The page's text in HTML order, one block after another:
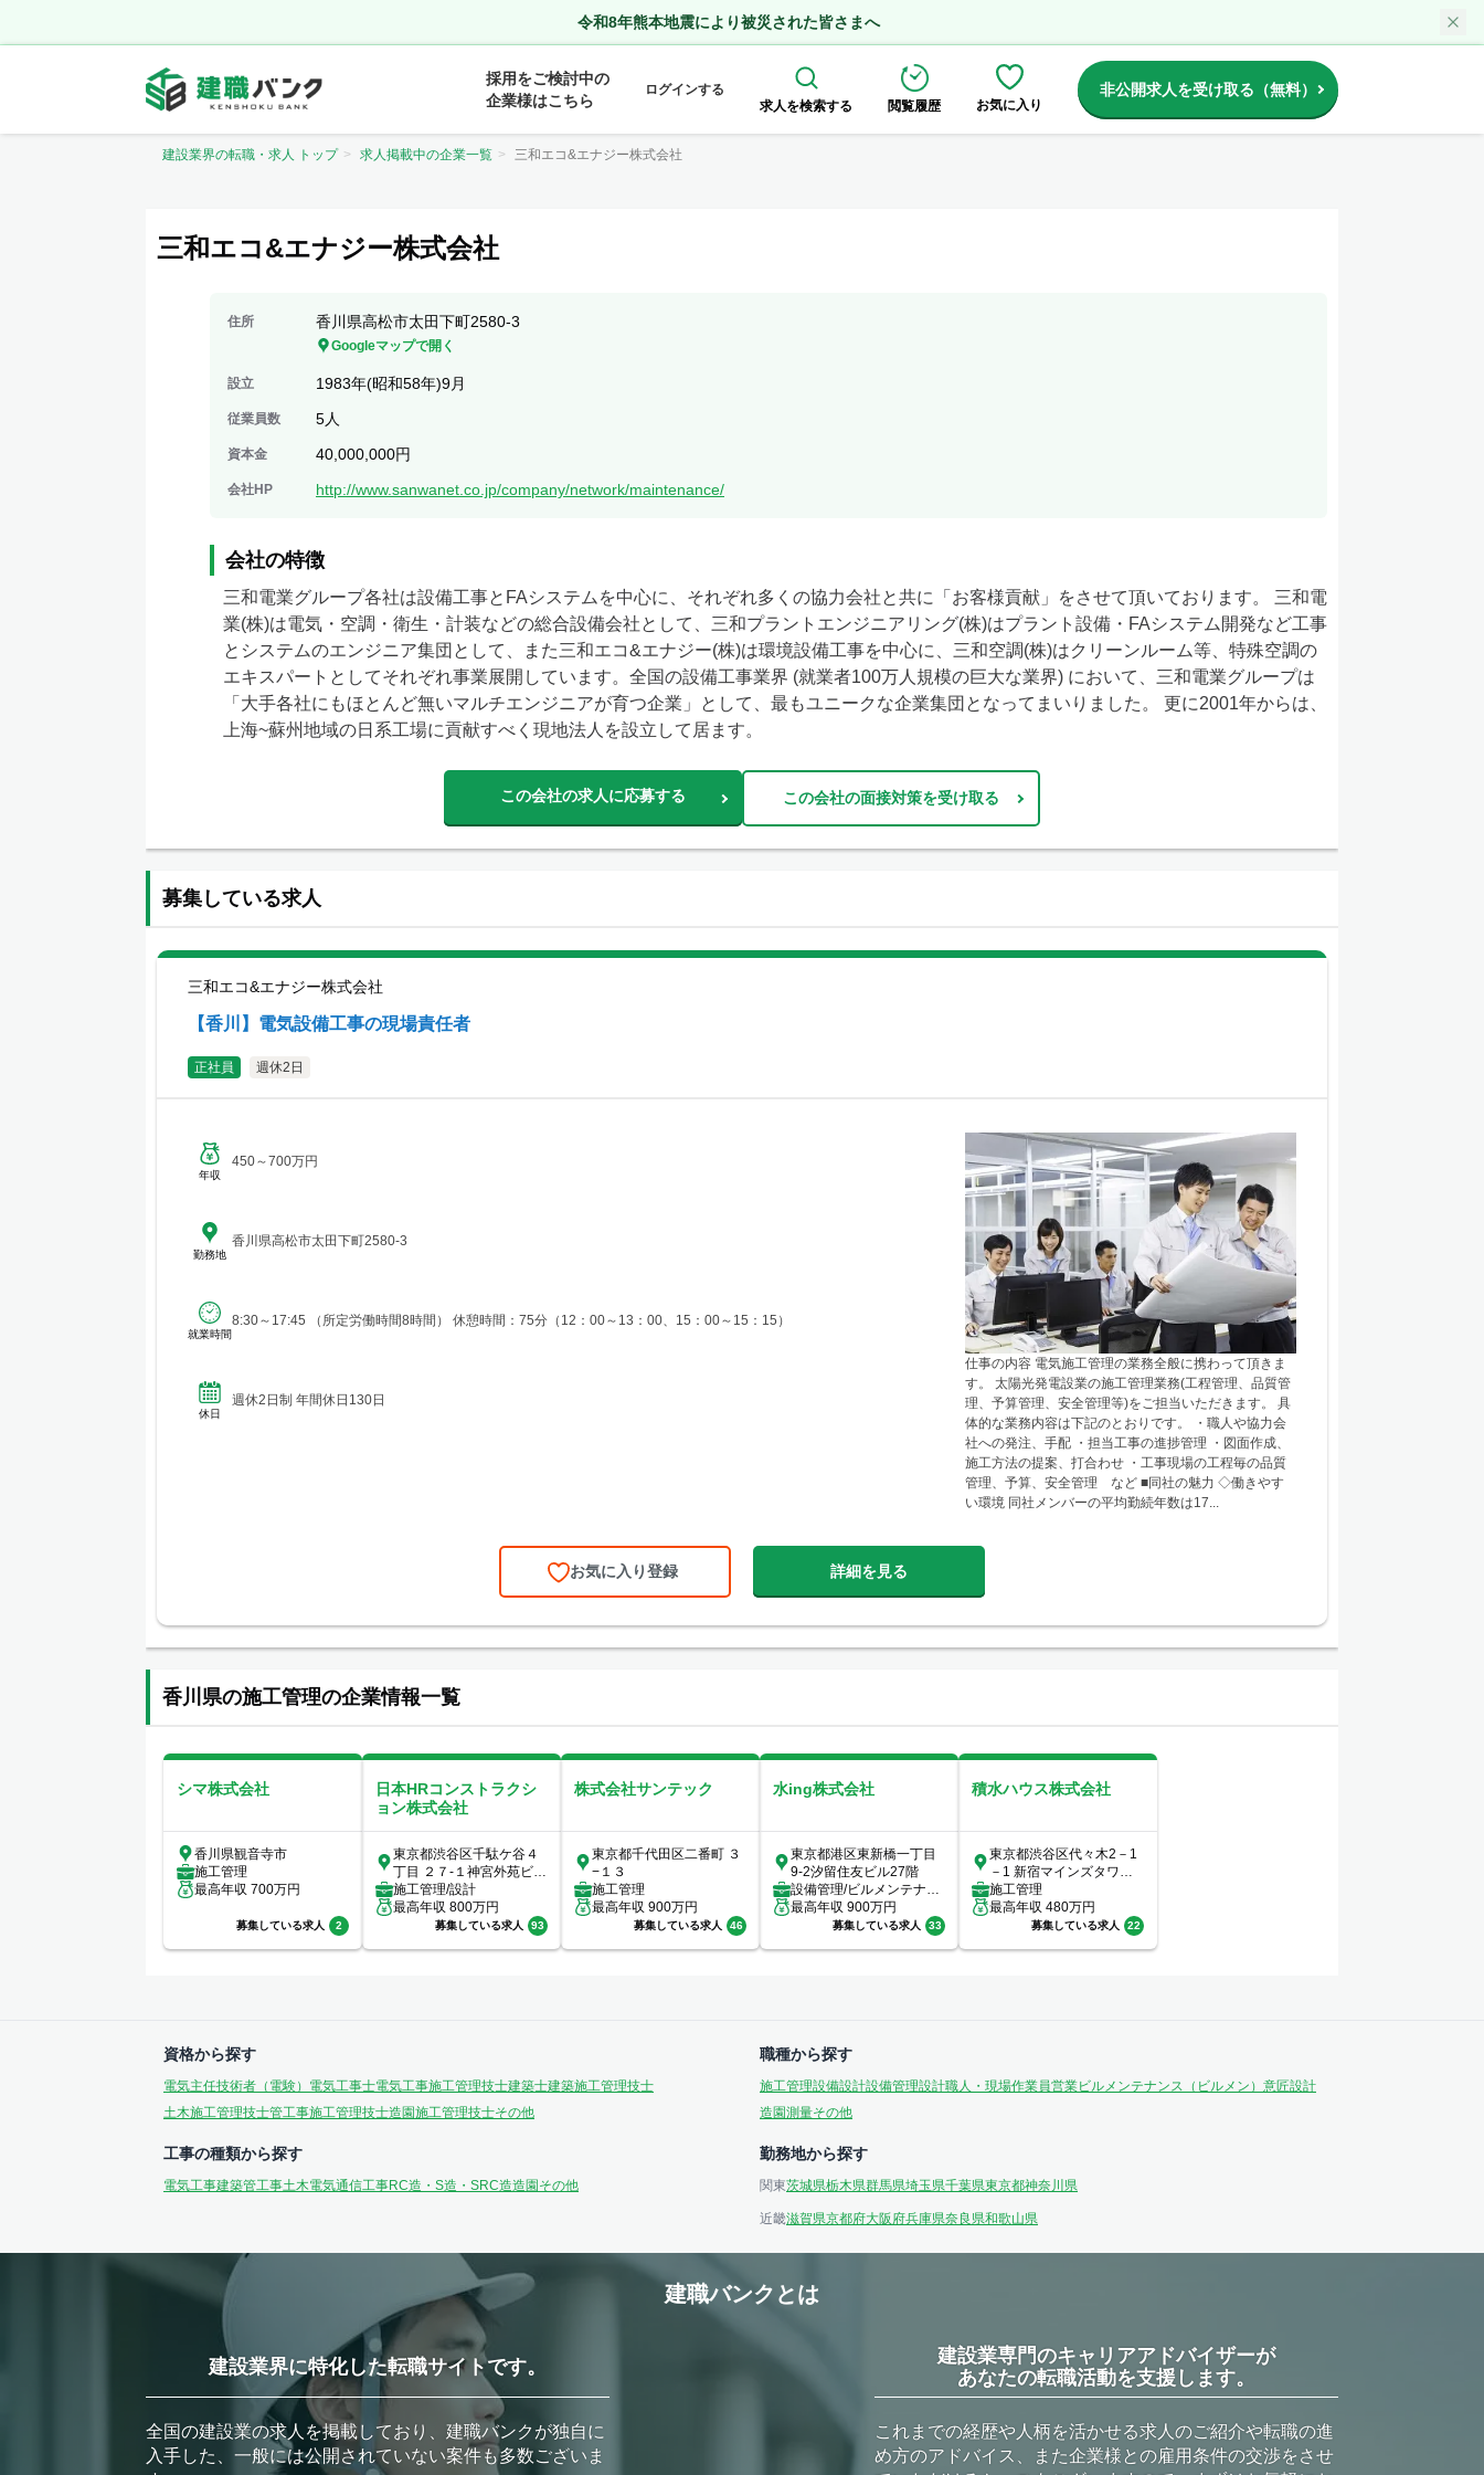
令和8年熊本地震により被災された皆さまへ
採用をご検討中の
企業様はこちら
ログインする
求人を検索する
閲覧履歴 お気に入り
非公開求人を受け取る（無料）
建設業界の転職・求人 トップ 求人掲載中の企業一覧 三和エコ&エナジー株式会社
三和エコ&エナジー株式会社
住所 香川県高松市太田下町2580-3
Googleマップで開く
設立 1983年(昭和58年)9月
従業員数 5人
資本金 40,000,000円
会社HP http://www.sanwanet.co.jp/company/network/maintenance/
会社の特徴
三和電業グループ各社は設備工事とFAシステムを中心に、それぞれ多くの協力会社と共に「お客様貢献」をさせて頂いております。 三和電
業(株)は電気・空調・衛生・計装などの総合設備会社として、三和プラントエンジニアリング(株)はプラント設備・FAシステム開発など工事
とシステムのエンジニア集団として、また三和エコ&エナジー(株)は環境設備工事を中心に、三和空調(株)はクリーンルーム等、特殊空調の
エキスパートとしてそれぞれ事業展開しています。全国の設備工事業界 (就業者100万人規模の巨大な業界) において、三和電業グループは
「大手各社にもほとんど無いマルチエンジニアが育つ企業」として、最もユニークな企業集団となってまいりました。 更に2001年からは、
上海~蘇州地域の日系工場に貢献すべく現地法人を設立して居ます。
この会社の求人に応募する この会社の面接対策を受け取る
募集している求人
三和エコ&エナジー株式会社
【香川】電気設備工事の現場責任者
正社員 週休2日
年収
450～700万円
勤務地
香川県高松市太田下町2580‐3
就業時間
8:30～17:45 （所定労働時間8時間） 休憩時間：75分（12：00～13：00、15：00～15：15）
休日
週休2日制 年間休日130日
仕事の内容 電気施工管理の業務全般に携わって頂きま
す。 太陽光発電設業の施工管理業務(工程管理、品質管
理、予算管理、安全管理等)をご担当いただきます。 具
体的な業務内容は下記のとおりです。 ・職人や協力会
社への発注、手配 ・担当工事の進捗管理 ・図面作成、
施工方法の提案、打合わせ ・工事現場の工程毎の品質
管理、予算、安全管理 など ■同社の魅力 ◇働きやす
い環境 同社メンバーの平均勤続年数は17...
お気に入り登録 詳細を見る
香川県の施工管理の企業情報一覧
シマ株式会社
香川県観音寺市
施工管理
最高年収 700万円
募集している求人 2
日本HRコンストラクシ
ョン株式会社
東京都渋谷区千駄ケ谷４
丁目 ２７-１神宮外苑ビル
3階
施工管理/設計
最高年収 800万円
募集している求人 93
株式会社サンテック
東京都千代田区二番町 ３
−１３
施工管理
最高年収 900万円
募集している求人 46
水ing株式会社
東京都港区東新橋一丁目
9-2汐留住友ビル27階
設備管理/ビルメンテナン
ス（ビルメン）/設計/施工
管理/その他
最高年収 900万円
募集している求人 33
積水ハウス株式会社
東京都渋谷区代々木2－1
－1 新宿マインズタワー
24F
施工管理
最高年収 480万円
募集している求人 22
資格から探す
電気主任技術者（電験） 電気工事士電気工事施工管理技士建築士建築施工管理技士
土木施工管理技士管工事施工管理技士造園施工管理技士その他
職種から探す
施工管理設備設計設備管理設計職人・現場作業員営業ビルメンテナンス（ビルメン） 意匠設計
造園測量その他
工事の種類から探す
電気工事建築管工事土木電気通信工事RC造・S造・SRC造造園 その他
勤務地から探す
関東茨城県栃木県群馬県埼玉県千葉県東京都神奈川県
近畿滋賀県京都府大阪府兵庫県奈良県和歌山県
建職バンクとは
建設業界に特化した転職サイトです。
全国の建設業の求人を掲載しており、建職バンクが独自に
入手した、一般には公開されていない案件も多数ございま
建設業専門のキャリアアドバイザーが
あなたの転職活動を支援します。
これまでの経歴や人柄を活かせる求人のご紹介や転職の進
め方のアドバイス、また企業様との雇用条件の交渉をさせ